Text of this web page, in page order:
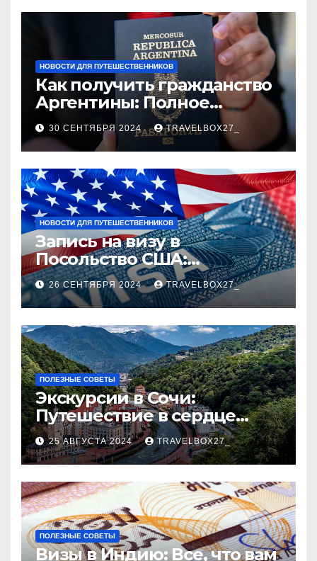
НОВОСТИ ДЛЯ ПУТЕШЕСТВЕННИКОВ
Как получить гражданство
Аргентины: Полное
руководство
30 СЕНТЯБРЯ 2024 TRAVELBOX27_
НОВОСТИ ДЛЯ ПУТЕШЕСТВЕННИКОВ
Запись на визу в
Посольство США:
Пошаговое руководство
26 СЕНТЯБРЯ 2024 TRAVELBOX27_
ПОЛЕЗНЫЕ СОВЕТЫ
Экскурсии в Сочи:
Путешествие в сердце
Черноморского курорта
25 АВГУСТА 2024 TRAVELBOX27_
ПОЛЕЗНЫЕ СОВЕТЫ
Визы в Индию: Все, что вам